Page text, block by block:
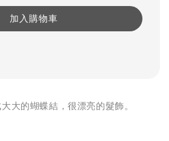
加入購物車
大的蝴蝶結，很漂亮的髮飾。